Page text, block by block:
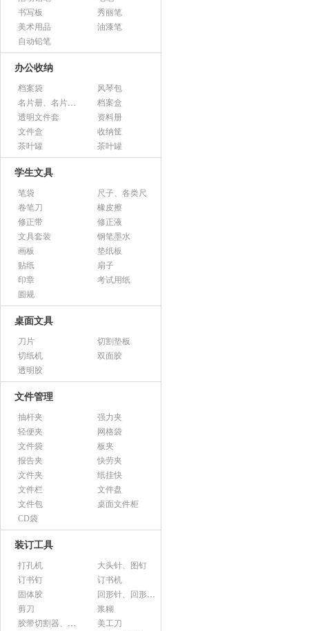
书写板
秀丽笔
美术用品
油漆笔
自动铅笔
办公收纳
档案袋
风琴包
名片册、名片盒、名片座
档案盒
透明文件套
资料册
文件盒
收纳筐
茶叶罐
茶叶罐
学生文具
笔袋
尺子、各类尺
卷笔刀
橡皮擦
修正带
修正液
文具套装
钢笔墨水
画板
垫纸板
贴纸
扇子
印章
考试用纸
圆规
桌面文具
刀片
切割垫板
切纸机
双面胶
透明胶
文件管理
抽杆夹
强力夹
轻便夹
网格袋
文件袋
板夹
报告夹
快劳夹
文件夹
纸挂快
文件栏
文件盘
文件包
桌面文件柜
CD袋
装订工具
打孔机
大头针、图钉
订书钉
订书机
固体胶
回形针、回形针盒
剪刀
浆糊
胶带切割器、胶带座、封箱器
美工刀